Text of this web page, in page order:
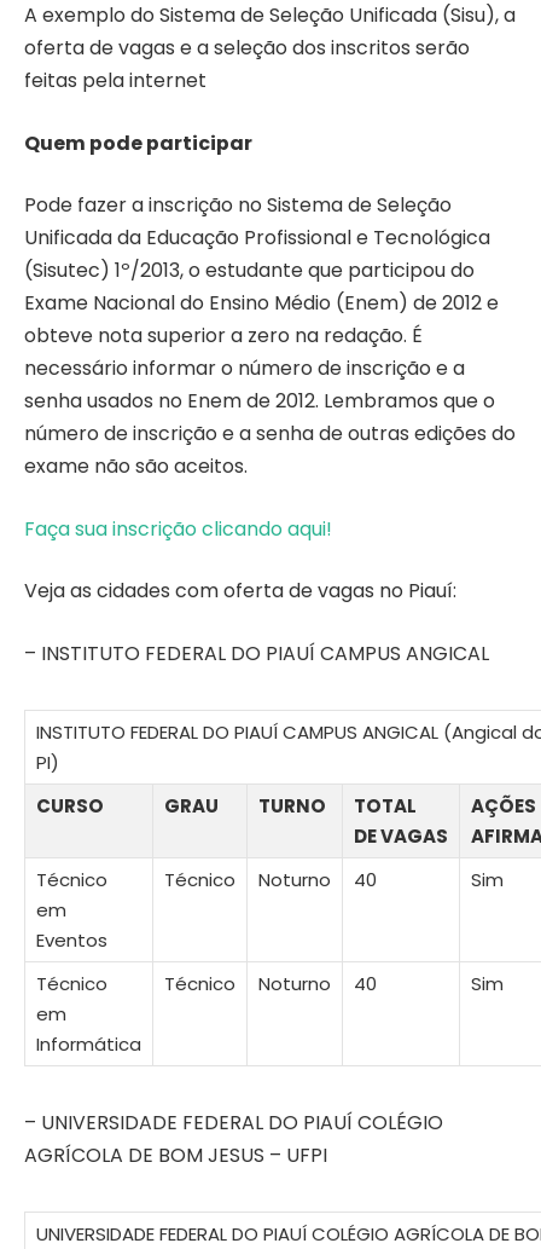
A exemplo do Sistema de Seleção Unificada (Sisu), a
oferta de vagas e a seleção dos inscritos serão
feitas pela internet
Quem pode participar
Pode fazer a inscrição no Sistema de Seleção
Unificada da Educação Profissional e Tecnológica
(Sisutec) 1º/2013, o estudante que participou do
Exame Nacional do Ensino Médio (Enem) de 2012 e
obteve nota superior a zero na redação. É
necessário informar o número de inscrição e a
senha usados no Enem de 2012. Lembramos que o
número de inscrição e a senha de outras edições do
exame não são aceitos.
Faça sua inscrição clicando aqui!
Veja as cidades com oferta de vagas no Piauí:
– INSTITUTO FEDERAL DO PIAUÍ CAMPUS ANGICAL
INSTITUTO FEDERAL DO PIAUÍ CAMPUS ANGICAL (Angical
PI)
CURSO
GRAU TURNO
TOTAL
DE VAGAS
AÇÕES
Técnico
em
Eventos
Técnico Noturno 40 Sim
Técnico
em
Informática
Técnico Noturno 40 Sim
– UNIVERSIDADE FEDERAL DO PIAUÍ COLÉGIO
AGRÍCOLA DE BOM JESUS – UFPI
UNIVERSIDADE FEDERAL DO PIAUÍ COLÉGIO AGRÍCOLA DE